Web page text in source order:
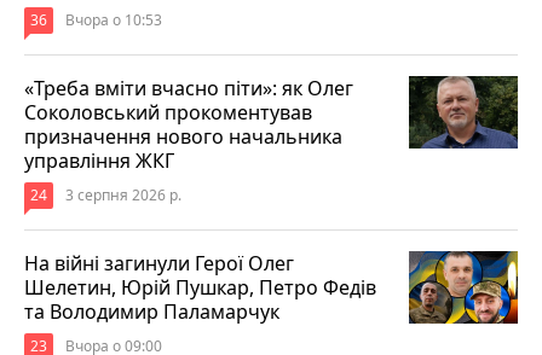
36 Вчора о 10:53
«Треба вміти вчасно піти»: як Олег
Соколовський прокоментував
призначення нового начальника
управління ЖКГ
24 3 серпня 2026 р.
На війні загинули Герої Олег
Шелетин, Юрій Пушкар, Петро Федів
та Володимир Паламарчук
23 Вчора о 09:00